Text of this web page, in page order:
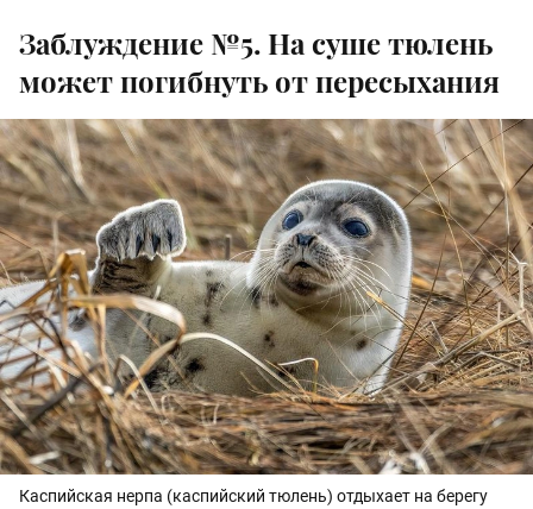
Заблуждение №5. На суше тюлень
может погибнуть от пересыхания
Каспийская нерпа (каспийский тюлень) отдыхает на берегу